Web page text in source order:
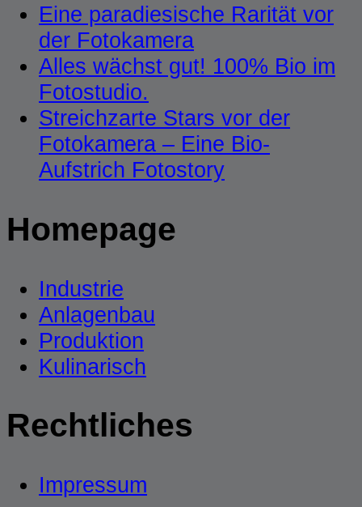
Eine paradiesische Rarität vor
der Fotokamera
Alles wächst gut! 100% Bio im
Fotostudio.
Streichzarte Stars vor der
Fotokamera – Eine Bio-
Aufstrich Fotostory
Homepage
Industrie
Anlagenbau
Produktion
Kulinarisch
Rechtliches
Impressum